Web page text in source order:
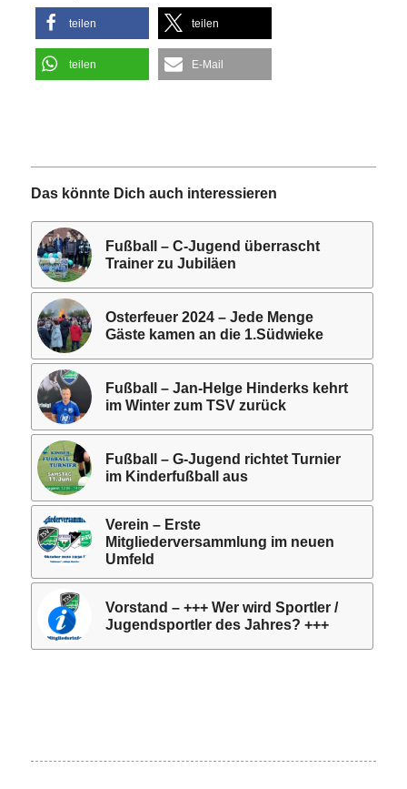
teilen teilen
teilen E-Mail
Das könnte Dich auch interessieren
Fußball – C-Jugend überrascht
Trainer zu Jubiläen
Osterfeuer 2024 – Jede Menge
Gäste kamen an die 1.Südwieke
Fußball – Jan-Helge Hinderks kehrt
im Winter zum TSV zurück
Fußball – G-Jugend richtet Turnier
im Kinderfußball aus
Verein – Erste
Mitgliederversammlung im neuen
Umfeld
Vorstand – +++ Wer wird Sportler /
Jugendsportler des Jahres? +++